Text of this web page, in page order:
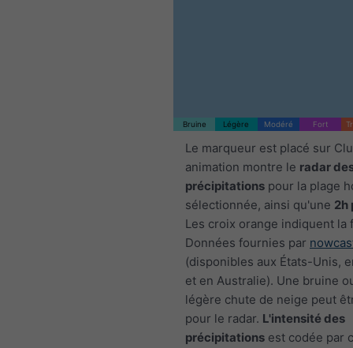
Bruine Légère Modéré Fort
Le marqueur est placé sur
animation montre le radar
précipitations pour la plage
sélectionnée, ainsi qu'une 2h
Les croix orange indiquent la
Données fournies par
(disponibles aux États-Unis,
et en Australie). Une bruine
légère chute de neige peut
pour le radar. L'intensité des
précipitations est codée par